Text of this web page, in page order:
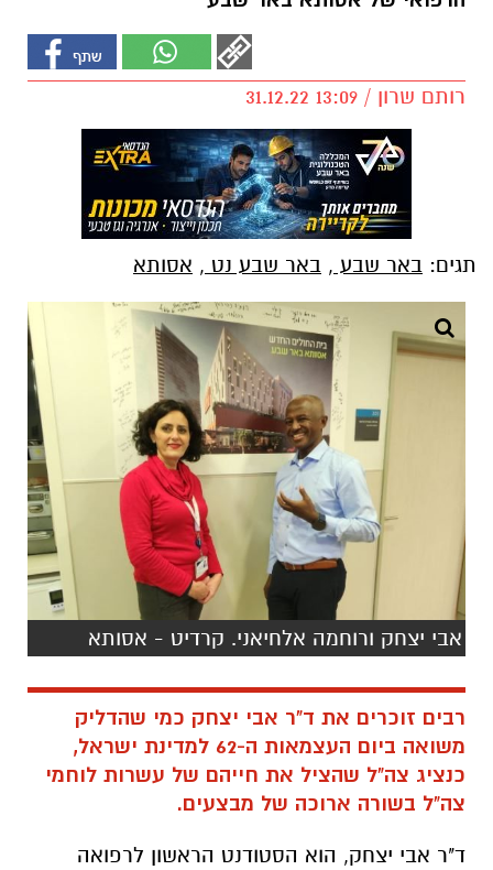
רותם שרון / 13:09 31.12.22
תגים: באר שבע , באר שבע נט , אסותא
אבי יצחק ורוחמה אלחיאני. קרדיט - אסותא
רבים זוכרים את ד"ר אבי יצחק כמי שהדליק
משואה ביום העצמאות ה-62 למדינת ישראל,
כנציג צה"ל שהציל את חייהם של עשרות לוחמי
צה"ל בשורה ארוכה של מבצעים.
ד"ר אבי יצחק, הוא הסטודנט הראשון לרפואה